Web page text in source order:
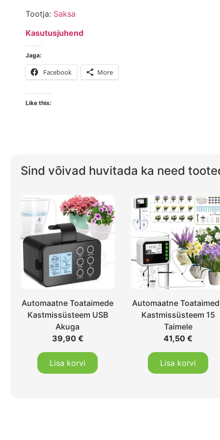
Tootja: Saksa
Kasutusjuhend
Jaga:
Facebook More
Like this:
Sind võivad huvitada ka need
Automaatne Toataimede
Kastmissüsteem USB
Akuga
39,90 €
Lisa korvi
Automaatne
Kastmissüsteem 15
Taimele
41,50€
Lisa korvi